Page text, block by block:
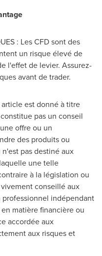
: Les CFD sont des
un risque élevé de
l'effet de levier. Assurez-
avant de trader.
est donné à titre
pas un conseil
offre ou un
des produits ou
pas destiné aux
une telle
à la législation ou
conseillé aux
indépendant
matière financière ou
accordée aux
aux risques et